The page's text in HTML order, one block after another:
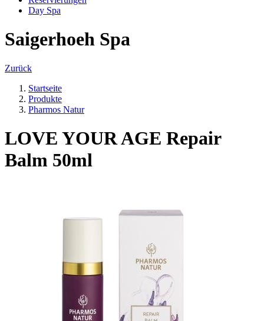
Day Spa
Saigerhoeh Spa
Zurück
Startseite
Produkte
Pharmos Natur
LOVE YOUR AGE Repair
Balm 50ml